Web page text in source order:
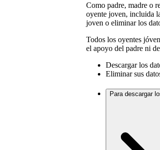
Como padre, madre o
oyente joven, incluida
joven o eliminar los
Todos los oyentes
el apoyo del padre ni
Descargar los
Eliminar sus
Para descargar